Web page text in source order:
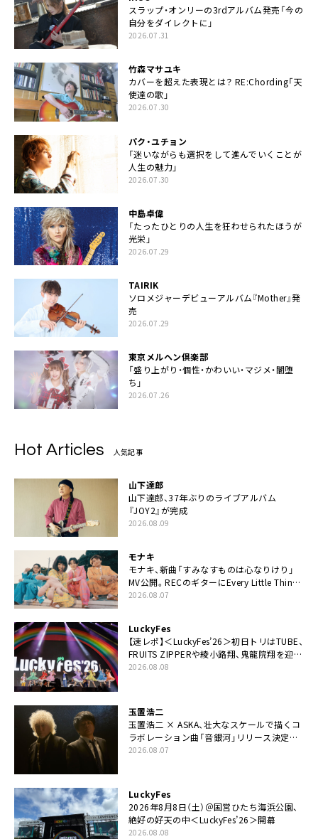
スラップ・オンリーの3rdアルバム発売「今の
自分をダイレクトに」
2026.07.31
竹森マサユキ
カバーを超えた表現とは？ RE:Chording「天
使達の歌」
2026.07.30
パク・ユチョン
「迷いながらも選択をして進んでいくことが
人生の魅力」
2026.07.30
中島卓偉
「たったひとりの人生を狂わせられたほうが
光栄」
2026.07.29
TAIRIK
ソロメジャーデビューアルバム『Mother』発
売
2026.07.29
東京メルヘン倶楽部
「盛り上がり・個性・かわいい・マジメ・闇堕
ち」
2026.07.26
Hot Articles 人気記事
山下達郎
山下達郎、37年ぶりのライブアルバム
『JOY2』が完成
2026.08.09
モナキ
モナキ、新曲「すみなすものは心なりけり」
MV公開。RECのギターにEvery Little Thing・
伊藤一朗参加も
2026.08.07
LuckyFes
【速レポ】＜LuckyFes’26＞初日トリはTUBE、
FRUITS ZIPPERや綾小路翔、鬼龍院翔を迎え
た豪華コラボも「知ってたらぜひ一緒に歌っ
2026.08.08
玉置浩二
玉置浩二 × ASKA、壮大なスケールで描くコ
ラボレーション曲「音銀河」リリース決定。
カップリングには新曲「命の宿り」収録も
2026.08.07
LuckyFes
2026年8月8日（土）＠国営ひたち海浜公園、
絶好の好天の中＜LuckyFes’26＞開幕
2026.08.08